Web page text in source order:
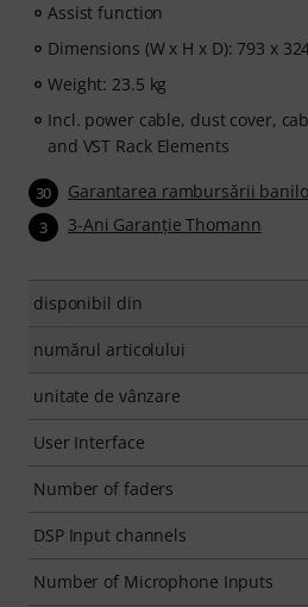
Assist function
Dimensions (W x H x D): 793 x
Weight: 23.5 kg
Incl. power cable, dust cover,
and VST Rack Elements
30 Garantarea rambursării
3 3-Ani Garanţie Thomann
disponibil din
numărul articolului
unitate de vânzare
User Interface
Number of faders
DSP Input channels
Number of Microphone Inputs